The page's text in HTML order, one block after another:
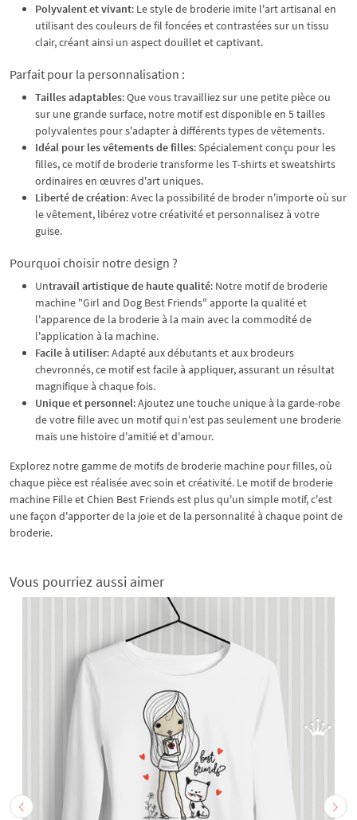
Polyvalent et vivant: Le style de broderie imite l'art artisanal en
utilisant des couleurs de fil foncées et contrastées sur un tissu
clair, créant ainsi un aspect douillet et captivant.
Parfait pour la personnalisation :
Tailles adaptables: Que vous travailliez sur une petite pièce ou
sur une grande surface, notre motif est disponible en 5 tailles
polyvalentes pour s'adapter à différents types de vêtements.
Idéal pour les vêtements de filles: Spécialement conçu pour les
filles, ce motif de broderie transforme les T-shirts et sweatshirts
ordinaires en œuvres d'art uniques.
Liberté de création: Avec la possibilité de broder n'importe où sur
le vêtement, libérez votre créativité et personnalisez à votre
guise.
Pourquoi choisir notre design ?
Untravail artistique de haute qualité: Notre motif de broderie
machine "Girl and Dog Best Friends" apporte la qualité et
l'apparence de la broderie à la main avec la commodité de
l'application à la machine.
Facile à utiliser: Adapté aux débutants et aux brodeurs
chevronnés, ce motif est facile à appliquer, assurant un résultat
magnifique à chaque fois.
Unique et personnel: Ajoutez une touche unique à la garde-robe
de votre fille avec un motif qui n'est pas seulement une broderie
mais une histoire d'amitié et d'amour.
Explorez notre gamme de motifs de broderie machine pour filles, où
chaque pièce est réalisée avec soin et créativité. Le motif de broderie
machine Fille et Chien Best Friends est plus qu'un simple motif, c'est
une façon d'apporter de la joie et de la personnalité à chaque point de
broderie.
Vous pourriez aussi aimer